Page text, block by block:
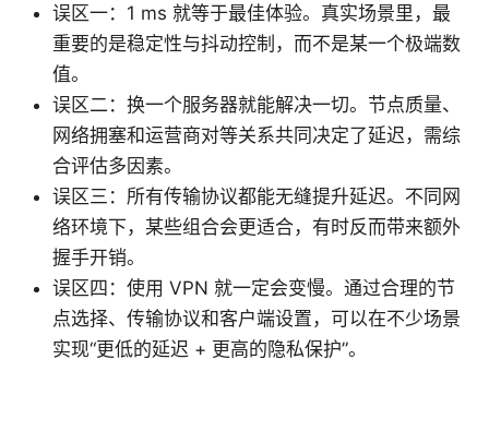
误区一：1 ms 就等于最佳体验。真实场景里，最
重要的是稳定性与抖动控制，而不是某一个极端数
值。
误区二：换一个服务器就能解决一切。节点质量、
网络拥塞和运营商对等关系共同决定了延迟，需综
合评估多因素。
误区三：所有传输协议都能无缝提升延迟。不同网
络环境下，某些组合会更适合，有时反而带来额外
握手开销。
误区四：使用 VPN 就一定会变慢。通过合理的节
点选择、传输协议和客户端设置，可以在不少场景
实现“更低的延迟 + 更高的隐私保护”。